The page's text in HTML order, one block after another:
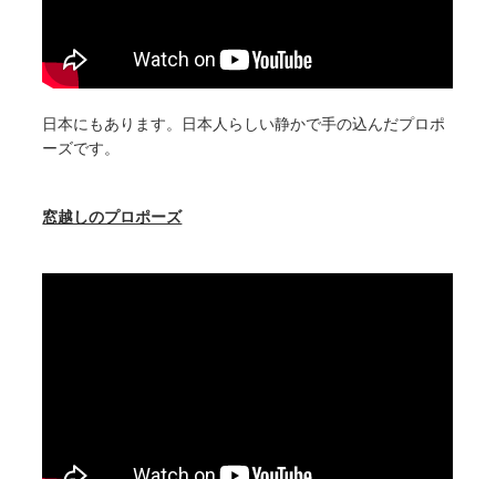
日本にもあります。日本人らしい静かで手の込んだプロポ
ーズです。
窓越しのプロポーズ